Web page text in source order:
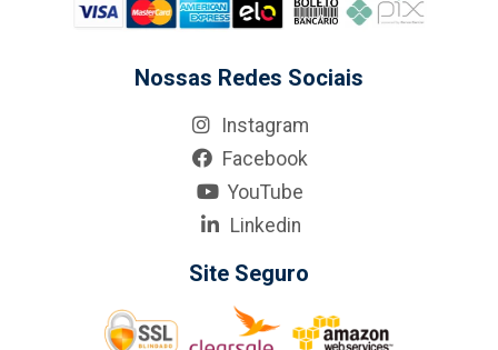
Nossas Redes Sociais
Instagram
Facebook
YouTube
Linkedin
Site Seguro